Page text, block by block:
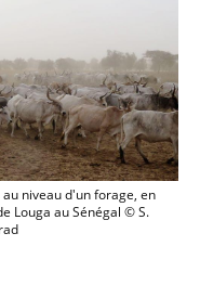
de bovins avec leurs
niveau d'un forage, en
Louga au Sénégal © S.